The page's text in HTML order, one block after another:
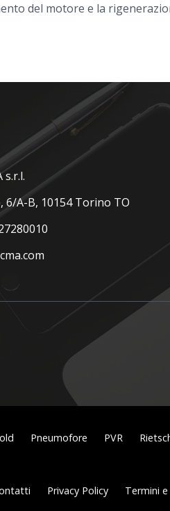
del motore e la
s.r.l.
6/A-B, 10154 Torino TO
Pneumofore PVR
Privacy Policy Termini